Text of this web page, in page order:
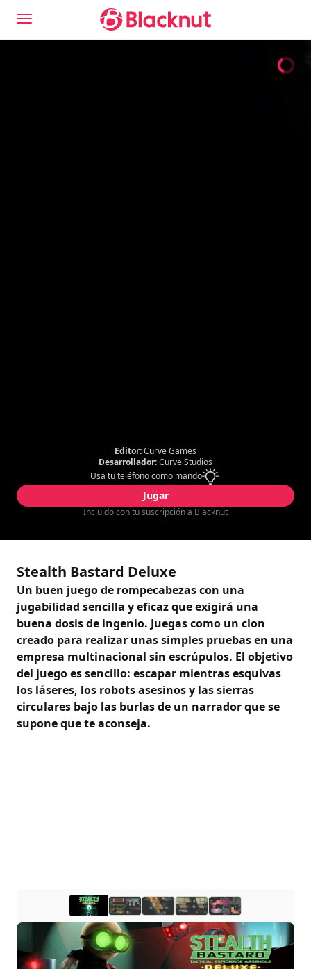
Editor:Curve Games
Desarrollador:Curve Studios
Usa tu teléfono como mando
Jugar
Incluido con tu suscripción a Blacknut
Stealth Bastard Deluxe
Un buen juego de rompecabezas con una
jugabilidad sencilla y eficaz que exigirá una
buena dosis de ingenio. Juegas como un clon
creado para realizar unas simples pruebas en una
empresa multinacional sin escrúpulos. El objetivo
del juego es sencillo: escapar mientras esquivas
los láseres, los robots asesinos y las sierras
circulares bajo las burlas de un narrador que se
supone que te aconseja.